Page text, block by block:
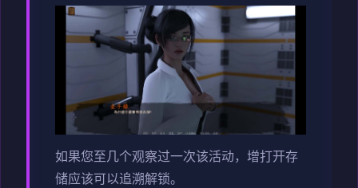
如果您至几个观察过一次该活动，增打开存
储应该可以追溯解锁。